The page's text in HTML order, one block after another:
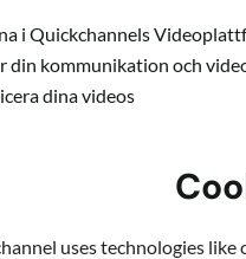
uses technologies like
i Quickchannels
din kommunikation och
dina videos
dess kraftfulla funktioner
profil för att passa din